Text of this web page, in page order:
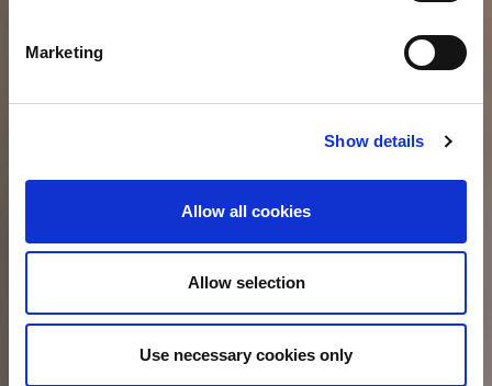
Marketing
Show details
Allow all cookies
Allow selection
Use necessary cookies only